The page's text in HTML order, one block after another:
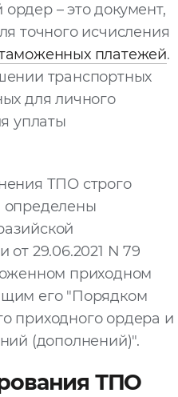
– это документ,
точного исчисления
платежей.
транспортных
для личного
уплаты
ТПО строго
определены
от 29.06.2021 N 79
приходном
его "Порядком
приходного ордера и
(дополнений)".
ТПО